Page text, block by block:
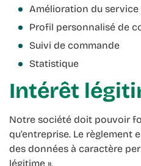
Amélioration du
Profil personnalisé de
Suivi de commande
Statistique
Intérêt
Notre société doit pouvoir fonctionner en tant
qu’entreprise. Le
des données à caractère
légitime ».